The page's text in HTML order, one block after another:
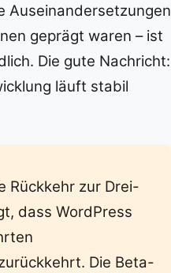
Auseinandersetzungen
geprägt waren – ist
Die gute Nachricht:
läuft stabil
Rückkehr zur Drei-
dass WordPress
Die Beta-